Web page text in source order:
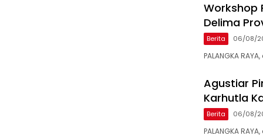
Workshop
Delima
Berita 06/08/
PALANGKA
Agustiar
Karhutla
Berita 06/08/
PALANGKA